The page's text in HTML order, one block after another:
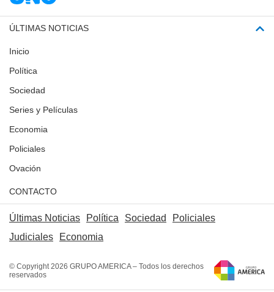
ÚLTIMAS NOTICIAS
Inicio
Política
Sociedad
Series y Películas
Economia
Policiales
Ovación
CONTACTO
Últimas Noticias Política Sociedad
Policiales
Judiciales
Economia
© Copyright 2026 GRUPO AMERICA – Todos los derechos
reservados